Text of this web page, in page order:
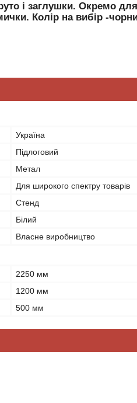
і заглушки. Окремо
Колір на вибір -
Україна
Підлоговий
Метал
Для широкого спектру товарів
Стенд
Білий
Власне виробництво
2250 мм
1200 мм
500 мм